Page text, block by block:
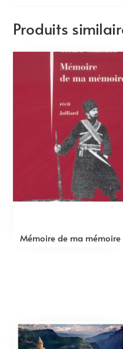
Produits
Mémoire de ma mémoire